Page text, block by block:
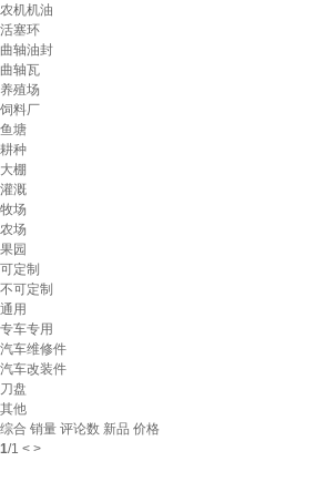
农机机油
活塞环
曲轴油封
曲轴瓦
养殖场
饲料厂
鱼塘
耕种
大棚
灌溉
牧场
农场
果园
可定制
不可定制
通用
专车专用
汽车维修件
汽车改装件
刀盘
其他
综合 销量 评论数 新品 价格
1/1 < >